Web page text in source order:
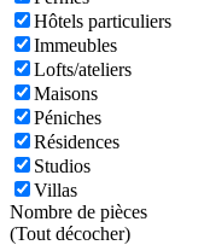
Hôtels particuliers
Immeubles
Lofts/ateliers
Maisons
Péniches
Résidences
Studios
Villas
Nombre de pièces
(Tout décocher)